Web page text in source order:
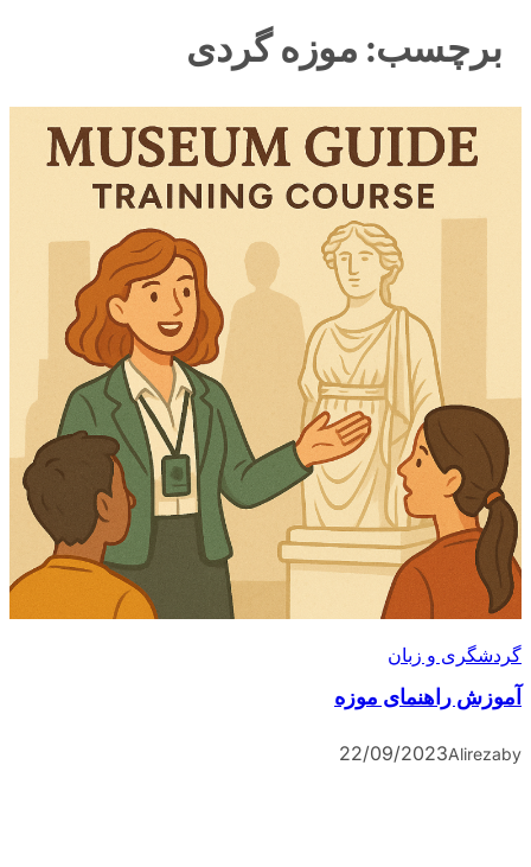
برچسب: موزه گردی
گردشگری و زبان
آموزش راهنمای موزه
by
Alireza
22/09/2023